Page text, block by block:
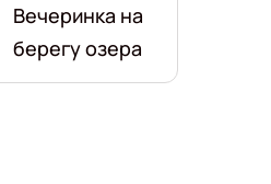
Вечеринка на
берегу озера